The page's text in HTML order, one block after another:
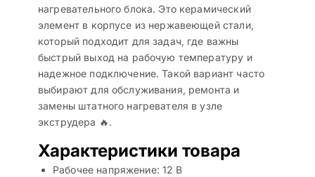
нагревательного блока. Это керамический
элемент в корпусе из нержавеющей стали,
который подходит для задач, где важны
быстрый выход на рабочую температуру и
надежное подключение. Такой вариант часто
выбирают для обслуживания, ремонта и
замены штатного нагревателя в узле
экструдера 🔥.
Характеристики товара
Рабочее напряжение: 12 В